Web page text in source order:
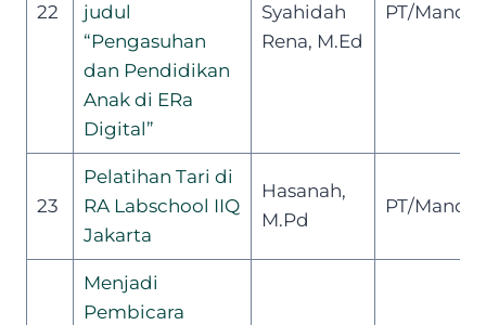
22
judul
“Pengasuhan
dan Pendidikan
Anak di ERa
Digital”
Syahidah
Rena, M.Ed
PT/Mandiri
23
Pelatihan Tari di
RA Labschool IIQ
Jakarta
Hasanah,
M.Pd
PT/Mandiri
Menjadi
Pembicara